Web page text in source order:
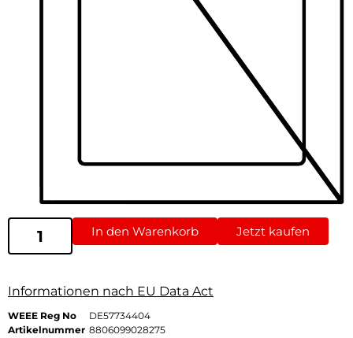
In den Warenkorb Jetzt kaufen
Informationen nach EU Data Act
WEEE Reg No
DE57734404
Artikelnummer 8806099028275